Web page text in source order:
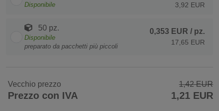
Disponibile 3,92 EUR
50 pz.
Disponibile
preparato da pacchetti più piccoli
0,353 EUR / pz.
17,65 EUR
Vecchio prezzo 1,42 EUR
Prezzo con IVA 1,21 EUR